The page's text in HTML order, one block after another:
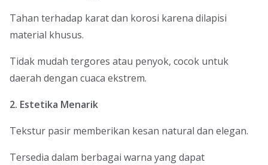
Tahan terhadap karat dan korosi karena dilapisi
material khusus.
Tidak mudah tergores atau penyok, cocok untuk
daerah dengan cuaca ekstrem.
2. Estetika Menarik
Tekstur pasir memberikan kesan natural dan elegan.
Tersedia dalam berbagai warna yang dapat